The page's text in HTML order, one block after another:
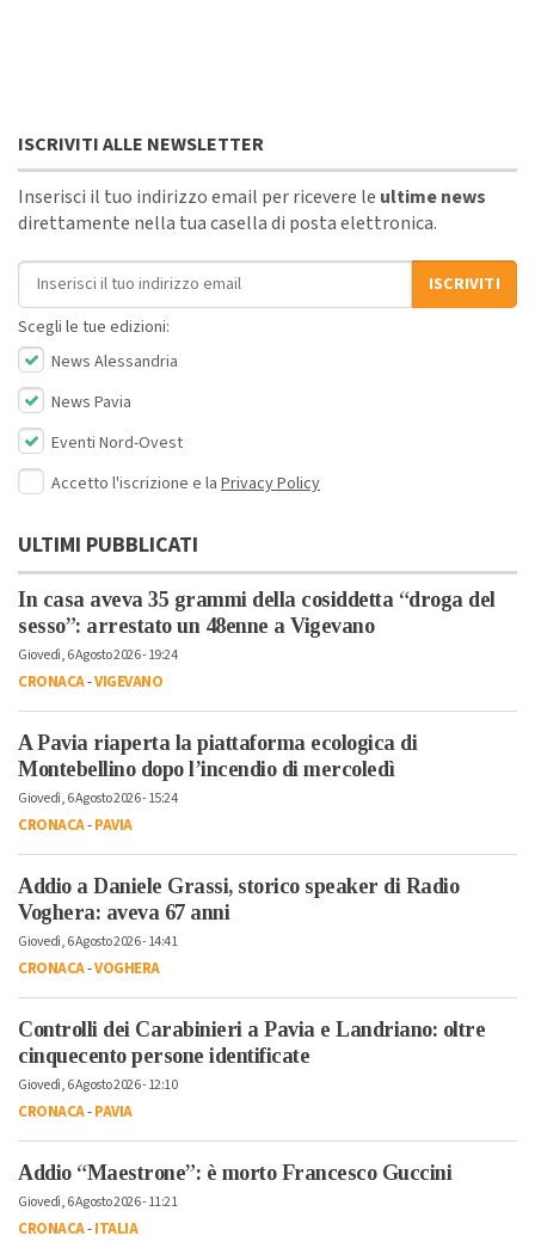
ISCRIVITI ALLE NEWSLETTER
Inserisci il tuo indirizzo email per ricevere le ultime news
direttamente nella tua casella di posta elettronica.
Indirizzo email
ISCRIVITI
Scegli le tue edizioni:
News Alessandria
News Pavia
Eventi Nord-Ovest
Accetto l'iscrizione e la Privacy Policy
ULTIMI PUBBLICATI
In casa aveva 35 grammi della cosiddetta “droga del
sesso”: arrestato un 48enne a Vigevano
Giovedì, 6 Agosto 2026 - 19:24
CRONACA-VIGEVANO
A Pavia riaperta la piattaforma ecologica di
Montebellino dopo l’incendio di mercoledì
Giovedì, 6 Agosto 2026 - 15:24
CRONACA-PAVIA
Addio a Daniele Grassi, storico speaker di Radio
Voghera: aveva 67 anni
Giovedì, 6 Agosto 2026 - 14:41
CRONACA-VOGHERA
Controlli dei Carabinieri a Pavia e Landriano: oltre
cinquecento persone identificate
Giovedì, 6 Agosto 2026 - 12:10
CRONACA-PAVIA
Addio “Maestrone”: è morto Francesco Guccini
Giovedì, 6 Agosto 2026 - 11:21
CRONACA-ITALIA